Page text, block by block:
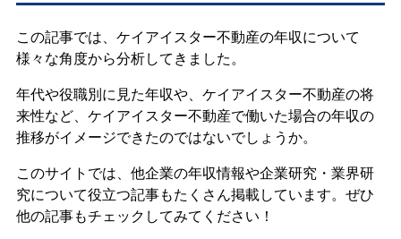
この記事では、ケイアイスター不動産の年収について
様々な角度から分析してきました。
年代や役職別に見た年収や、ケイアイスター不動産の将
来性など、ケイアイスター不動産で働いた場合の年収の
推移がイメージできたのではないでしょうか。
このサイトでは、他企業の年収情報や企業研究・業界研
究について役立つ記事もたくさん掲載しています。ぜひ
他の記事もチェックしてみてください！